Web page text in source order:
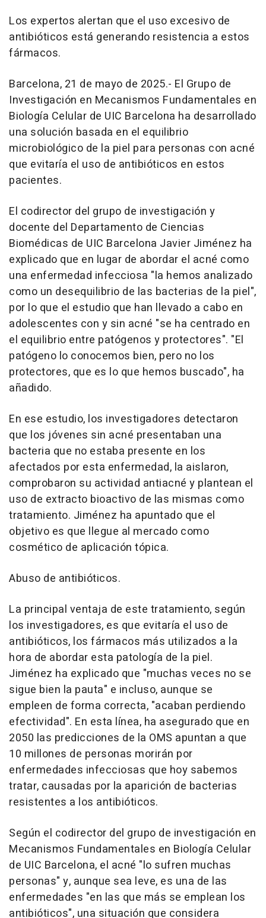
Los expertos alertan que el uso excesivo de
antibióticos está generando resistencia a estos
fármacos.
Barcelona, 21 de mayo de 2025.- El Grupo de
Investigación en Mecanismos Fundamentales en
Biología Celular de UIC Barcelona ha desarrollado
una solución basada en el equilibrio
microbiológico de la piel para personas con acné
que evitaría el uso de antibióticos en estos
pacientes.
El codirector del grupo de investigación y
docente del Departamento de Ciencias
Biomédicas de UIC Barcelona Javier Jiménez ha
explicado que en lugar de abordar el acné como
una enfermedad infecciosa "la hemos analizado
como un desequilibrio de las bacterias de la piel",
por lo que el estudio que han llevado a cabo en
adolescentes con y sin acné "se ha centrado en
el equilibrio entre patógenos y protectores". "El
patógeno lo conocemos bien, pero no los
protectores, que es lo que hemos buscado", ha
añadido.
En ese estudio, los investigadores detectaron
que los jóvenes sin acné presentaban una
bacteria que no estaba presente en los
afectados por esta enfermedad, la aislaron,
comprobaron su actividad antiacné y plantean el
uso de extracto bioactivo de las mismas como
tratamiento. Jiménez ha apuntado que el
objetivo es que llegue al mercado como
cosmético de aplicación tópica.
Abuso de antibióticos.
La principal ventaja de este tratamiento, según
los investigadores, es que evitaría el uso de
antibióticos, los fármacos más utilizados a la
hora de abordar esta patología de la piel.
Jiménez ha explicado que "muchas veces no se
sigue bien la pauta" e incluso, aunque se
empleen de forma correcta, "acaban perdiendo
efectividad". En esta línea, ha asegurado que en
2050 las predicciones de la OMS apuntan a que
10 millones de personas morirán por
enfermedades infecciosas que hoy sabemos
tratar, causadas por la aparición de bacterias
resistentes a los antibióticos.
Según el codirector del grupo de investigación en
Mecanismos Fundamentales en Biología Celular
de UIC Barcelona, el acné "lo sufren muchas
personas" y, aunque sea leve, es una de las
enfermedades "en las que más se emplean los
antibióticos", una situación que considera